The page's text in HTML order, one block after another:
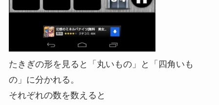
たきぎの形を見ると「丸いもの」と「四角いも
の」に分かれる。
それぞれの数を数えると